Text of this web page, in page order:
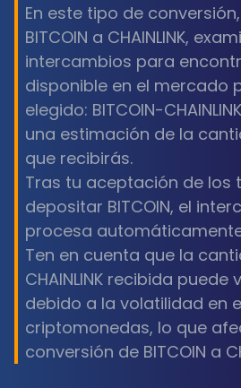
En este tipo de
BITCOIN a CHAINLINK,
intercambios para
disponible en el mercado
elegido: BITCOIN-
una estimación de la
que recibirás.
Tras tu aceptación de los
depositar BITCOIN, el
procesa
Ten en cuenta que la
CHAINLINK recibida
debido a la volatilidad en
criptomonedas, lo que
conversión de BITCOIN a